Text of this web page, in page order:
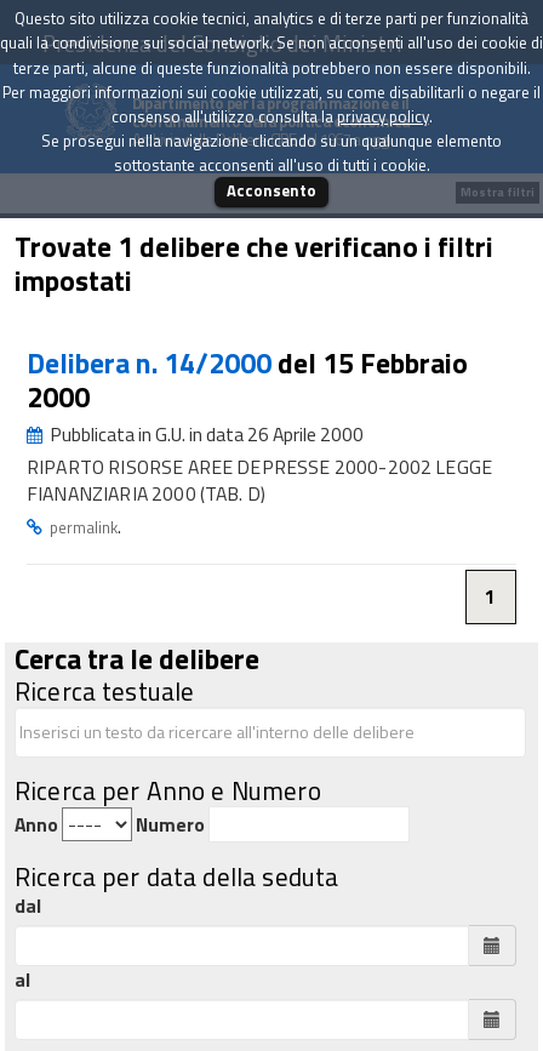
Presidenza del Consiglio dei Ministri
Dipartimento per la programmazione e il
coordinamento della politica economica
Archivio delle Delibere CIPE dal 1967 a oggi
Trovate 1 delibere che verificano i filtri
impostati
Delibera n. 14/2000del 15 Febbraio
2000
Pubblicata in G.U. in data 26 Aprile 2000
RIPARTO RISORSE AREE DEPRESSE 2000-2002 LEGGE
FIANANZIARIA 2000 (TAB. D)
permalink.
1
Cerca tra le delibere
Ricerca testuale
Ricerca per Anno e Numero
Anno Numero
Ricerca per data della seduta
dal
al
Mostra filtri
Questo sito utilizza cookie tecnici, analytics e di terze parti per funzionalità
quali la condivisione sui social network. Se non acconsenti all'uso dei cookie di
terze parti, alcune di queste funzionalità potrebbero non essere disponibili.
Per maggiori informazioni sui cookie utilizzati, su come disabilitarli o negare il
consenso all'utilizzo consulta laprivacy policy.
Se prosegui nella navigazione cliccando su un qualunque elemento
sottostante acconsenti all'uso di tutti i cookie.
Acconsento